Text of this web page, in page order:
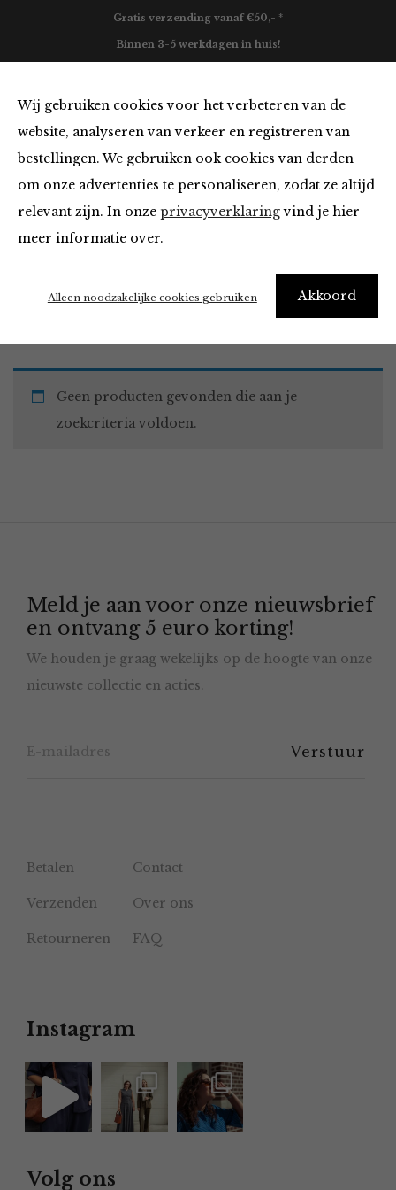
Wij gebruiken cookies voor het verbeteren van de
website, analyseren van verkeer en registreren van
bestellingen. We gebruiken ook cookies van derden
om onze advertenties te personaliseren, zodat ze altijd
relevant zijn. In onze privacyverklaringvind je hier
meer informatie over.
Akkoord
Alleen noodzakelijke cookies gebruiken
Gratis verzending vanaf €50,- *
Binnen 3-5 werkdagen in huis!
Blazers & Jassen
Home Winkel Kleding Blazers & Jassen
Geen producten gevonden die aan je
zoekcriteria voldoen.
Meld je aan voor onze nieuwsbrief
en ontvang 5 euro korting!
We houden je graag wekelijks op de hoogte van onze
nieuwste collectie en acties.
Betalen Contact
Verzenden Over ons
Retourneren FAQ
Instagram
Volg ons